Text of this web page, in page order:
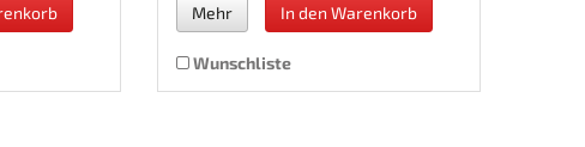
Mehr In den Warenkorb
Wunschliste